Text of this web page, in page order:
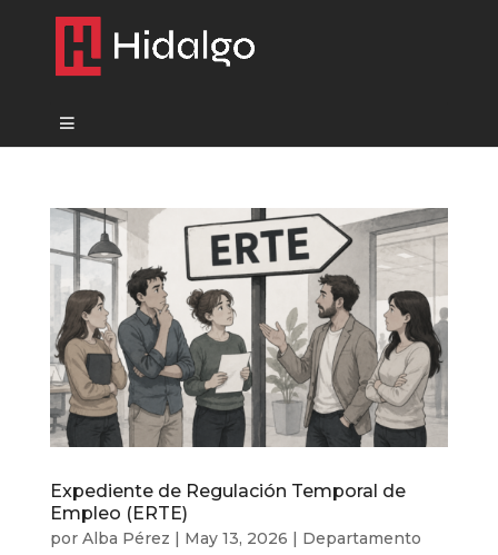
Expediente de Regulación Temporal de
Empleo (ERTE)
por Alba Pérez | May 13, 2026 | Departamento